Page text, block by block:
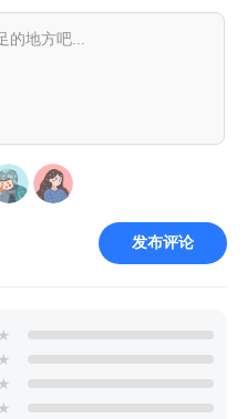
发布评论
★
★
★
★